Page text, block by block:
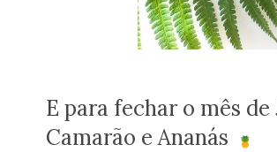
E para fechar o mês
Camarão e Ananás